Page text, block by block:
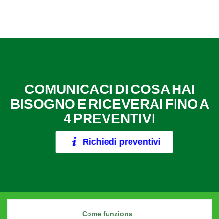
COMUNICACI DI COSA HAI
BISOGNO E RICEVERAI FINO A
4 PREVENTIVI
Richiedi preventivi
Come funziona